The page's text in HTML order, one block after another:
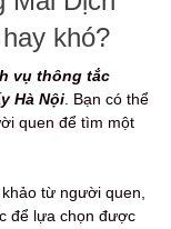
khó?
vụ thông tắc
Hà Nội. Bạn có thể
quen để tìm một
từ người quen,
để lựa chọn được